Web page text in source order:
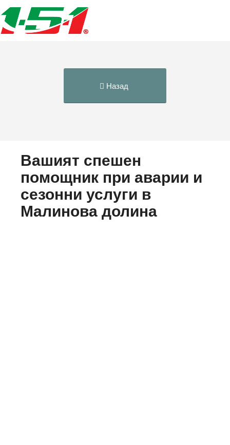
Назад
Вашият спешен
помощник при аварии и
сезонни услуги в
Малинова долина